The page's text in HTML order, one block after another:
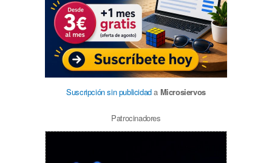
Suscripción sin publicidada Microsiervos
Patrocinadores